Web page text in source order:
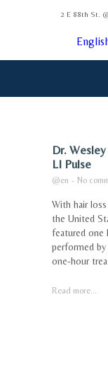
2 E 88th St.
Dr.
LI Pulse
@en - No
With hair
the United
featured one
performed by
one-hour
Read more...